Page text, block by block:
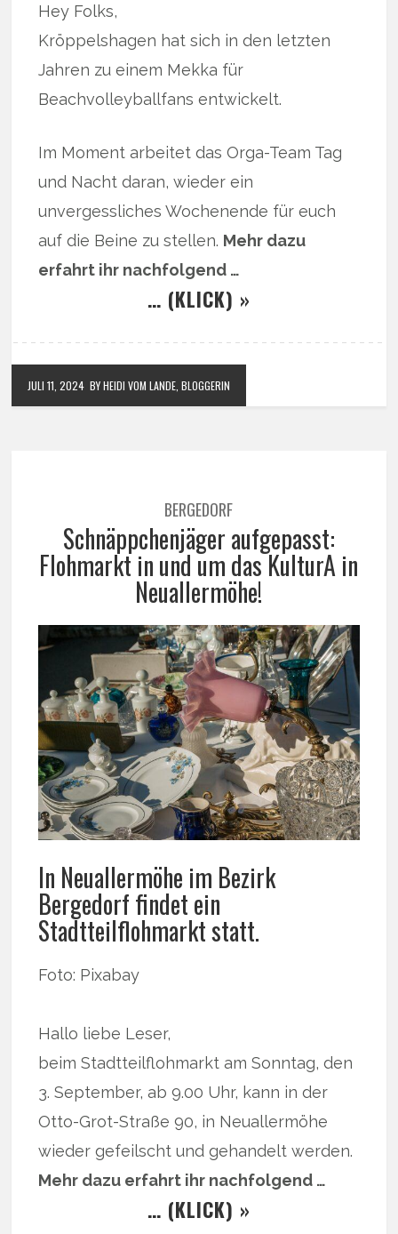
Hey Folks,
Kröppelshagen hat sich in den letzten
Jahren zu einem Mekka für
Beachvolleyballfans entwickelt.
Im Moment arbeitet das Orga-Team Tag
und Nacht daran, wieder ein
unvergessliches Wochenende für euch
auf die Beine zu stellen. Mehr dazu
erfahrt ihr nachfolgend …
… (KLICK) »
JULI 11, 2024 BY HEIDI VOM LANDE, BLOGGERIN
BERGEDORF
Schnäppchenjäger aufgepasst:
Flohmarkt in und um das KulturA in
Neuallermöhe!
In Neuallermöhe im Bezirk
Bergedorf findet ein
Stadtteilflohmarkt statt.
Foto: Pixabay
Hallo liebe Leser,
beim Stadtteilflohmarkt am Sonntag, den
3. September, ab 9.00 Uhr, kann in der
Otto-Grot-Straße 90, in Neuallermöhe
wieder gefeilscht und gehandelt werden.
Mehr dazu erfahrt ihr nachfolgend …
… (KLICK) »